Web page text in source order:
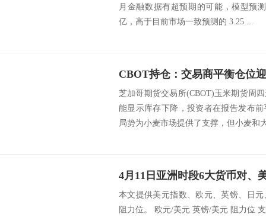
月金融数据有超预期的可能，模型预
亿，高于目前市场一致预测的 3.25 ...
芝加哥期货交易所(CBOT)玉米期货周
能显示库存下降，投资者在报告发布
局势为小麦市场提供了支撑，但小麦和
本文提供美元指数、欧元、英镑、日
阻力位。 欧元/美元 英镑/美元 阻力位